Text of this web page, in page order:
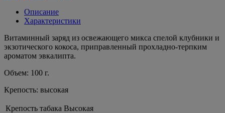
Описание
Характеристики
Витаминный заряд из освежающего микса спелой клубники и
экзотического кокоса, приправленный прохладно-терпким
ароматом эвкалипта.
Объем: 100 г.
Крепость: высокая
Крепость табака Высокая